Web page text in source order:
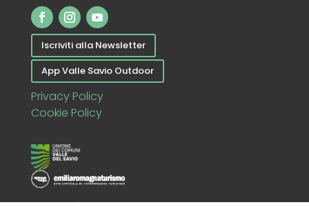
Iscriviti alla Newsletter
App Valle Savio Outdoor
Privacy Policy
Cookie Policy